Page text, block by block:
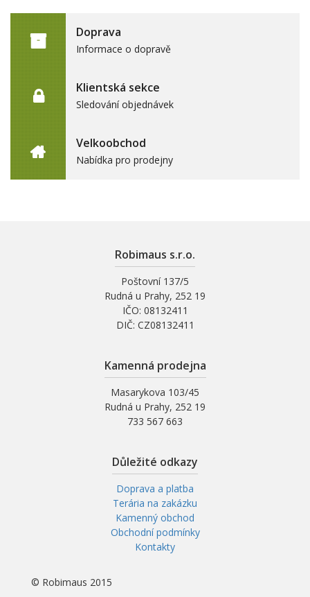
Doprava
Informace o dopravě
Klientská sekce
Sledování objednávek
Velkoobchod
Nabídka pro prodejny
Robimaus s.r.o.
Poštovní 137/5
Rudná u Prahy, 252 19
IČO: 08132411
DIČ: CZ08132411
Kamenná prodejna
Masarykova 103/45
Rudná u Prahy, 252 19
733 567 663
Důležité odkazy
Doprava a platba
Terária na zakázku
Kamenný obchod
Obchodní podmínky
Kontakty
© Robimaus 2015